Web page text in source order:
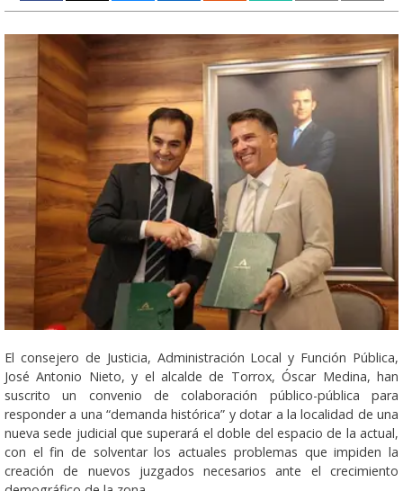
El consejero de Justicia, Administración Local y Función Pública,
José Antonio Nieto, y el alcalde de Torrox, Óscar Medina, han
suscrito un convenio de colaboración público-pública para
responder a una “demanda histórica” y dotar a la localidad de una
nueva sede judicial que superará el doble del espacio de la actual,
con el fin de solventar los actuales problemas que impiden la
creación de nuevos juzgados necesarios ante el crecimiento